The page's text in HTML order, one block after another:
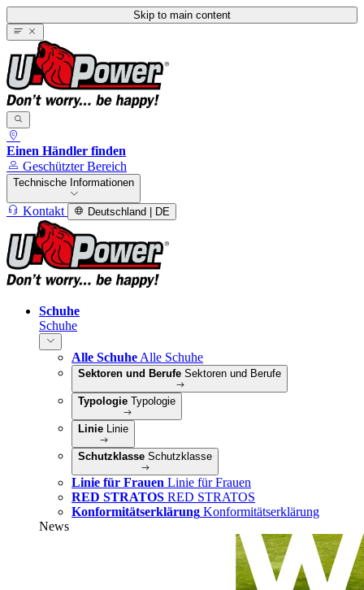
Skip to main content
Einen Händler finden
Geschützter Bereich
Technische Informationen
Kontakt Deutschland | DE
Schuhe
Schuhe
Alle Schuhe Alle Schuhe
Sektoren und Berufe Sektoren und Berufe
Typologie Typologie
Linie Linie
Schutzklasse Schutzklasse
Linie für Frauen Linie für Frauen
RED STRATOS RED STRATOS
Konformitätserklärung Konformitätserklärung
News